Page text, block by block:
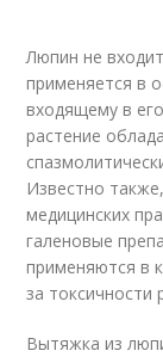
Люпин не
применяется в
входящему в
растение
Известно
медицинских
галеновые
применяются в
за токсичности
Вытяжка из